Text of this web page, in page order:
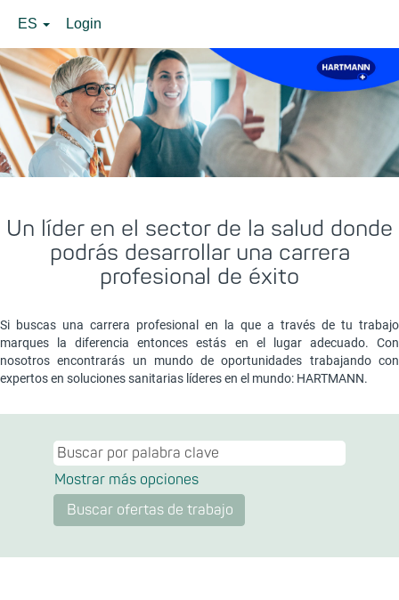
ES Login
Un líder en el sector de la salud donde
podrás desarrollar una carrera
profesional de éxito
Si buscas una carrera profesional en la que a través de tu trabajo
marques la diferencia entonces estás en el lugar adecuado. Con
nosotros encontrarás un mundo de oportunidades trabajando con
expertos en soluciones sanitarias líderes en el mundo: HARTMANN.
Mostrar más opciones